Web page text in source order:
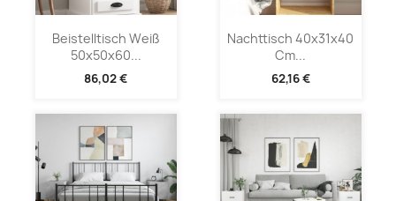
Beistelltisch Weiß
50x50x60...
86,02 €
Nachttisch 40x31x40
Cm...
62,16 €